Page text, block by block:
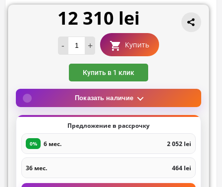
12 310 lei
- + Купить
Купить в 1 клик
Показать наличие
Предложение в рассрочку
0% 6 мес. 2 052 lei
36 мес. 464 lei